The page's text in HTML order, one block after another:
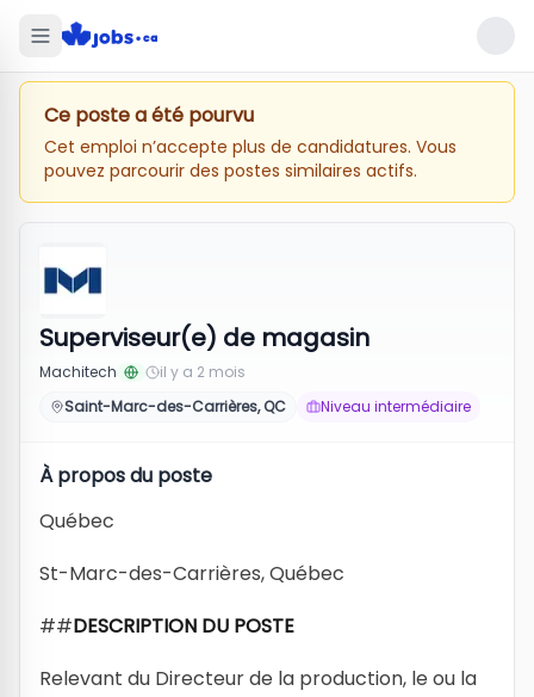
Ce poste a été pourvu
Cet emploi n’accepte plus de candidatures. Vous
pouvez parcourir des postes similaires actifs.
Superviseur(e) de magasin
Machitech
il y a 2 mois
Saint-Marc-des-Carrières, QC
Niveau intermédiaire
À propos du poste
Québec
St-Marc-des-Carrières, Québec
##DESCRIPTION DU POSTE
Relevant du Directeur de la production, le ou la